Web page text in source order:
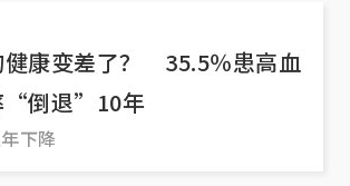
健康变差了？ 35.5％患高血
“倒退”10年
下降